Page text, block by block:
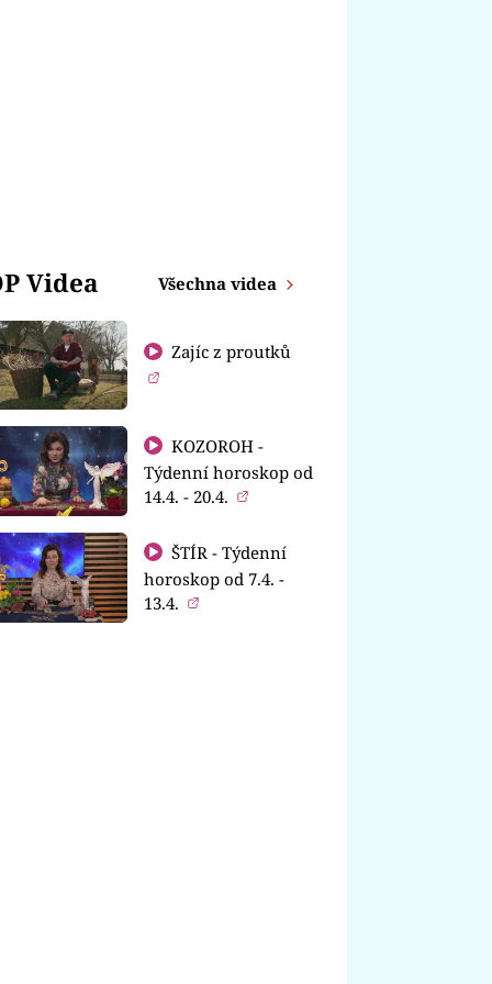
Videa Všechna videa
Zajíc z proutků
KOZOROH -
Týdenní horoskop od
14.4. - 20.4.
ŠTÍR - Týdenní
horoskop od 7.4. -
13.4.